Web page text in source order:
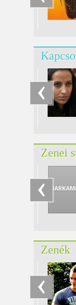
Zenei
Zenék